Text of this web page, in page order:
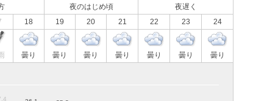
夜のはじめ頃
夜遅く
18 19 20 21 22 23 24
曇り 曇り 曇り 曇り 曇り 曇り 曇り